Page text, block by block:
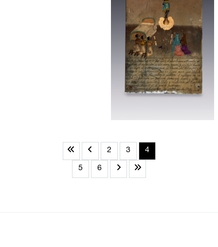
2 3 4
5 6